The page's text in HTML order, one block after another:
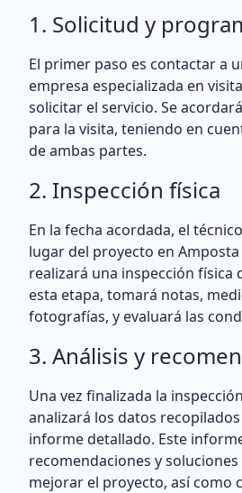
1. Solicitud y
El primer paso es contactar a
empresa especializada en
solicitar el servicio. Se
para la visita, teniendo en
de ambas partes.
2. Inspección física
En la fecha acordada, el
lugar del proyecto en
realizará una inspección física
esta etapa, tomará notas,
fotografías, y evaluará las
3. Análisis y
Una vez finalizada la
analizará los datos
informe detallado. Este
recomendaciones y
mejorar el proyecto, así como